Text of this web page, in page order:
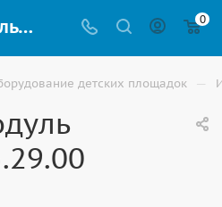
Игровой модуль Романа 115.29.00 для детской площадки купить в Ростове-на-Дону 0
детских площадок —